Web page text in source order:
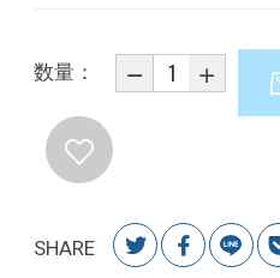
数量：
SHARE